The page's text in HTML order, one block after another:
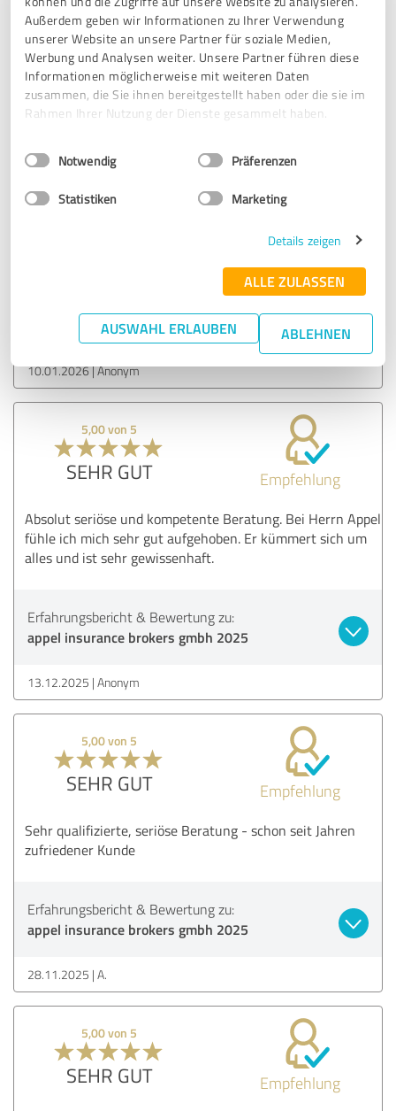
Außerdem geben wir Informationen zu Ihrer Verwendung
unserer Website an unsere Partner für soziale Medien,
Werbung und Analysen weiter. Unsere Partner führen diese
Informationen möglicherweise mit weiteren Daten
zusammen, die Sie ihnen bereitgestellt haben oder die sie im
Rahmen Ihrer Nutzung der Dienste gesammelt haben.
Impressum Datenschutzbestimmungen
Einwilligungsauswahl
Notwendig Präferenzen
Statistiken Marketing
Details zeigen
ALLE ZULASSEN
AUSWAHL ERLAUBEN ABLEHNEN
13.01.2026 Martin J.
5,00 von 5
Das gesamte Team von appel insurance brokers ist überaus
kompetent und zuverlässig. Die Zusammenarbeit ist
appel insurance brokers gmbh 2025
10.01.2026 Anonym
5,00 von 5
SEHR GUT Empfehlung
Absolut seriöse und kompetente Beratung. Bei Herrn Appel
fühle ich mich sehr gut aufgehoben. Er kümmert sich um
alles und ist sehr gewissenhaft.
Erfahrungsbericht & Bewertung zu:
appel insurance brokers gmbh 2025
13.12.2025 Anonym
5,00 von 5
SEHR GUT Empfehlung
Sehr qualifizierte, seriöse Beratung - schon seit Jahren
zufriedener Kunde
Erfahrungsbericht & Bewertung zu:
appel insurance brokers gmbh 2025
28.11.2025 A.
5,00 von 5
SEHR GUT Empfehlung